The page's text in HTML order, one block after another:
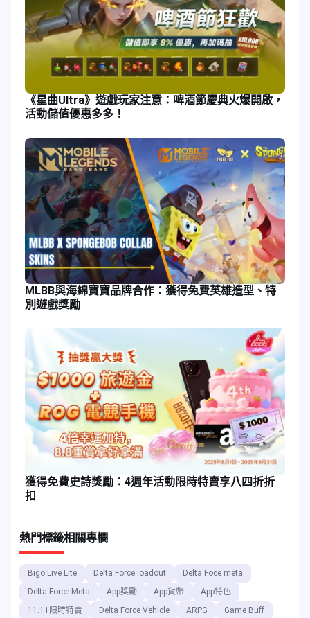
《星曲Ultra》遊戲玩家注意：啤酒節慶典火爆開啟，
活動儲值優惠多多！
MLBB與海綿寶寶品牌合作：獲得免費英雄造型、特
別遊戲獎勵
獲得免費史詩獎勵：4週年活動限時特賣享八四折折
扣
熱門標籤相關專欄
Bigo Live Lite Delta Force loadout
Delta Foce meta
Delta Force Meta
App獎勵 App貨幣
App特色
11.11限時特賣
Delta Force Vehicle ARPG Game Buff